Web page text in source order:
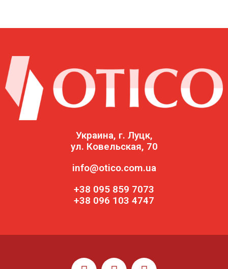
Украина, г. Луцк,
ул. Ковельская, 70
info@otico.com.ua
+38 095 859 7073
+38 096 103 4747